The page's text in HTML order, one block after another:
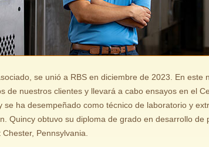
se unió a RBS en diciembre de 2023. En este
de nuestros clientes y llevará a cabo ensayos en el
ha desempeñado como técnico de laboratorio y
Quincy obtuvo su diploma de grado en desarrollo de
Pennsylvania.